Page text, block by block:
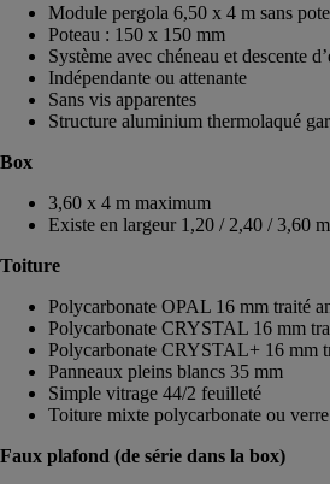
Module pergola 6,50 x 4 m sans
Poteau : 150 x 150 mm
Système avec chéneau et descente
Indépendante ou attenante
Sans vis apparentes
Structure aluminium thermolaqué
Box
3,60 x 4 m maximum
Existe en largeur 1,20 / 2,40 / 3,60 m
Toiture
Polycarbonate OPAL 16 mm traité
Polycarbonate CRYSTAL 16 mm
Polycarbonate CRYSTAL+ 16 mm
Panneaux pleins blancs 35 mm
Simple vitrage 44/2 feuilleté
Toiture mixte polycarbonate ou
Faux plafond (de série dans la box)